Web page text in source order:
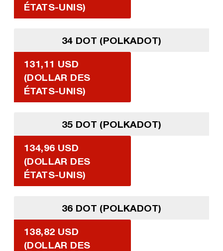
ÉTATS-UNIS)
34 DOT (POLKADOT)
131,11 USD
(DOLLAR DES
ÉTATS-UNIS)
35 DOT (POLKADOT)
134,96 USD
(DOLLAR DES
ÉTATS-UNIS)
36 DOT (POLKADOT)
138,82 USD
(DOLLAR DES